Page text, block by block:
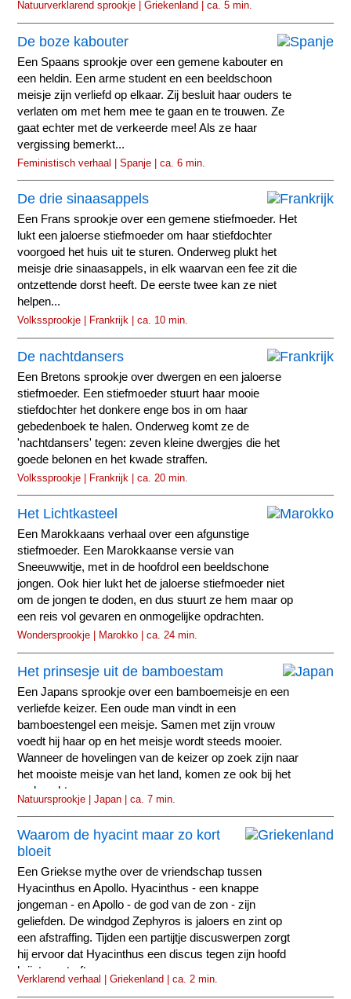
Natuurverklarend sprookje | Griekenland | ca. 5 min.
De boze kabouter
Een Spaans sprookje over een gemene kabouter en
een heldin. Een arme student en een beeldschoon
meisje zijn verliefd op elkaar. Zij besluit haar ouders te
verlaten om met hem mee te gaan en te trouwen. Ze
gaat echter met de verkeerde mee! Als ze haar
vergissing bemerkt...
Feministisch verhaal | Spanje | ca. 6 min.
De drie sinaasappels
Een Frans sprookje over een gemene stiefmoeder. Het
lukt een jaloerse stiefmoeder om haar stiefdochter
voorgoed het huis uit te sturen. Onderweg plukt het
meisje drie sinaasappels, in elk waarvan een fee zit die
ontzettende dorst heeft. De eerste twee kan ze niet
helpen...
Volkssprookje | Frankrijk | ca. 10 min.
De nachtdansers
Een Bretons sprookje over dwergen en een jaloerse
stiefmoeder. Een stiefmoeder stuurt haar mooie
stiefdochter het donkere enge bos in om haar
gebedenboek te halen. Onderweg komt ze de
'nachtdansers' tegen: zeven kleine dwergjes die het
goede belonen en het kwade straffen.
Volkssprookje | Frankrijk | ca. 20 min.
Het Lichtkasteel
Een Marokkaans verhaal over een afgunstige
stiefmoeder. Een Marokkaanse versie van
Sneeuwwitje, met in de hoofdrol een beeldschone
jongen. Ook hier lukt het de jaloerse stiefmoeder niet
om de jongen te doden, en dus stuurt ze hem maar op
een reis vol gevaren en onmogelijke opdrachten.
Wondersprookje | Marokko | ca. 24 min.
Het prinsesje uit de bamboestam
Een Japans sprookje over een bamboemeisje en een
verliefde keizer. Een oude man vindt in een
bamboestengel een meisje. Samen met zijn vrouw
voedt hij haar op en het meisje wordt steeds mooier.
Wanneer de hovelingen van de keizer op zoek zijn naar
het mooiste meisje van het land, komen ze ook bij het
oude echtpaar.
Natuursprookje | Japan | ca. 7 min.
Waarom de hyacint maar zo kort
bloeit
Een Griekse mythe over de vriendschap tussen
Hyacinthus en Apollo. Hyacinthus - een knappe
jongeman - en Apollo - de god van de zon - zijn
geliefden. De windgod Zephyros is jaloers en zint op
een afstraffing. Tijden een partijtje discuswerpen zorgt
hij ervoor dat Hyacinthus een discus tegen zijn hoofd
krijgt en sterft.
Verklarend verhaal | Griekenland | ca. 2 min.